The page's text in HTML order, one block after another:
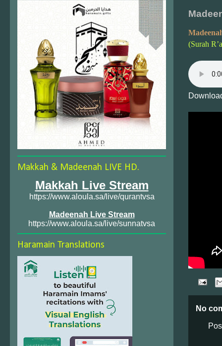
(Surah
No
Makkah & Madeenah LIVE HD.
Makkah Live Stream
https://www.aloula.sa/live/qurantvsa
Madeenah Live Stream
https://www.aloula.sa/live/sunnatvsa
Haramain Translations